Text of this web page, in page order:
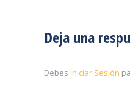
Deja una
Debes Iniciar Sesión